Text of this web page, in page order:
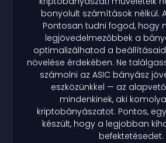
bonyolult számítások nélkül.
Pontosan tudni fogod, hogy
legjövedelmezőbbek a
optimalizálhatod a
növelése érdekében. Ne
számolni az ASIC bányász
eszközünkkel — az
mindenkinek, aki
kriptobányászatot. Pontos,
készült, hogy a legjobban
befektetésedet.